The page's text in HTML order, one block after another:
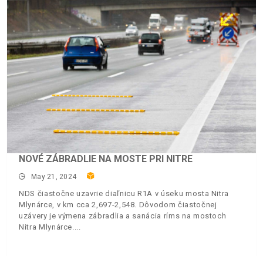
NOVÉ ZÁBRADLIE NA MOSTE PRI NITRE
May 21, 2024
NDS čiastočne uzavrie diaľnicu R1A v úseku mosta Nitra
Mlynárce, v km cca 2,697-2,548. Dôvodom čiastočnej
uzávery je výmena zábradlia a sanácia ríms na mostoch
Nitra Mlynárce.